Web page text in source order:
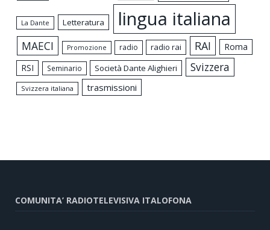
La Dante Letteratura lingua italiana
MAECI Promozione radio radio rai RAI
Roma
RSI
Seminario Società Dante Alighieri Svizzera
Svizzera italiana trasmissioni
COMUNITA’ RADIOTELEVISIVA ITALOFONA